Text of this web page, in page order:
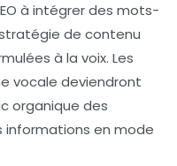
à intégrer des mots-
de contenu
à la voix. Les
vocale deviendront
organique des
informations en mode